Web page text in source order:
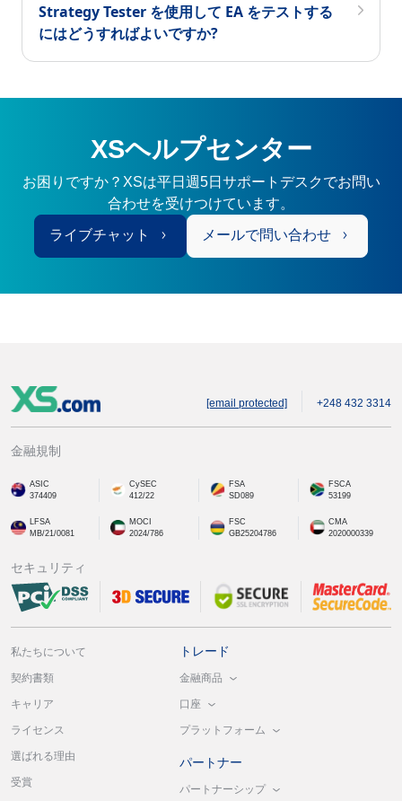
Strategy Tester を使用して EA をテストする
にはどうすればよいですか?
XSヘルプセンター
お困りですか？XSは平日週5日サポートデスクでお問い
合わせを受けつけています。
ライブチャット メールで問い合わせ
[email protected] +248 432 3314
金融規制
ASIC
374409
CySEC
412/22
FSA
SD089
FSCA
53199
LFSA
MB/21/0081
MOCI
2024/786
FSC
GB25204786
CMA
2020000339
セキュリティ
私たちについて
契約書類
キャリア
ライセンス
選ばれる理由
受賞
トレード
金融商品
口座
プラットフォーム
パートナー
パートナーシップ